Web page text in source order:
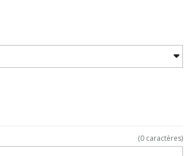
(0 caractères)